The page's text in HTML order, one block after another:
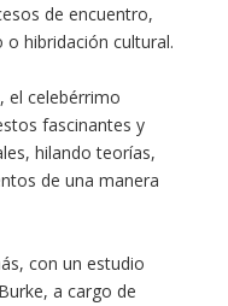
de encuentro,
hibridación cultural.
el celebérrimo
fascinantes y
hilando teorías,
de una manera
con un estudio
a cargo de